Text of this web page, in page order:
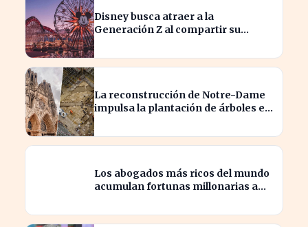
Disney busca atraer a la
Generación Z al compartir su
La reconstrucción de Notre-Dame
impulsa la plantación de árboles en
Los abogados más ricos del mundo
acumulan fortunas millonarias a